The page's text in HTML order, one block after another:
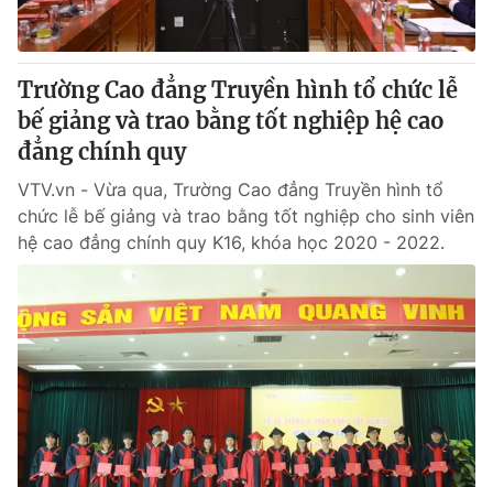
Giấy phép hoạt động báo in và báo điện tử số 483/GP-BTTTT
cấp ngày 29/12/2023
Tổng Biên tập:Vũ Thanh Thủy
Phó Tổng Biên tập:Nguyễn Thị Mỹ Hạnh, Phạm Quốc Thắng,
Nguyễn Trọng Ninh
Tổng đài VTV:024.38 355 931 - 024.38 355 932
Ðiện thoại Thời báo VTV:
024.66 897 897
Email: toasoan@vtv.vn
Liên hệ quảng cáo:024-7300.7108
Trường Cao đẳng Truyền hình tổ chức lễ
bế giảng và trao bằng tốt nghiệp hệ cao
đẳng chính quy
VTV.vn - Vừa qua, Trường Cao đẳng Truyền hình tổ
chức lễ bế giảng và trao bằng tốt nghiệp cho sinh viên
hệ cao đẳng chính quy K16, khóa học 2020 - 2022.